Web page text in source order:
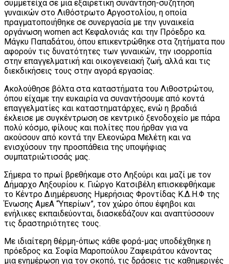
συμμετείχα σε μια εξαιρετική συνάντηση-συζήτηση
γυναικών στο Λιθόστρωτο Αργοστολίου, η οποία
πραγματοποιήθηκε σε συνεργασία με την γυναικεία
οργάνωση women act Κεφαλονιάς και την Πρόεδρο κα.
Μάγκυ Παπαδάτου, όπου επικεντρώθηκε στα ζητήματα που
αφορούν τις δυνατότητες των γυναικών, την ισορροπία
στην επαγγελματική και οικογενειακή ζωή, αλλά και τις
διεκδικήσεις τους στην αγορά εργασίας.
Ακολούθησε βόλτα στα καταστήματα του Λιθοστρώτου,
όπου είχαμε την ευκαιρία να συναντήσουμε από κοντά
επαγγελματίες και καταστηματάρχες, ενώ η βραδιά
έκλεισε με συγκέντρωση σε κεντρικό ξενοδοχείο με πάρα
πολύ κόσμο, φίλους και πολίτες που ήρθαν για να
ακούσουν από κοντά την Ελεονώρα Μελέτη και να
ενισχύσουν την προσπάθεια της υποψήφιας
συμπατριώτισσάς μας.
Σήμερα το πρωί βρεθήκαμε στο Ληξούρι και μαζί με τον
Δήμαρχο Ληξουρίου κ. Γιώργο Κατσιβέλη επισκεφθήκαμε
το Κέντρο Διημέρευσης Ημερήσιας Φροντίδας Κ.Δ.Η.Φ της
Ένωσης ΑμεΑ “Υπερίων”, τον χώρο όπου έφηβοι και
ενήλικες εκπαιδεύονται, διασκεδάζουν και αναπτύσσουν
τις δραστηριότητες τους.
Με ιδιαίτερη θέρμη-όπως κάθε φορά-μας υποδέχθηκε η
πρόεδρος κα. Σοφία Μαροπούλου Ζαφειράτου κάνοντας
μια ενημέρωση για τον σκοπό, τις δράσεις τις καθημερινές